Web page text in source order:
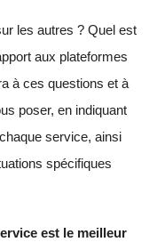
les autres ? Quel est
aux plateformes
à ces questions et à
poser, en indiquant
service, ainsi
spécifiques
est le meilleur